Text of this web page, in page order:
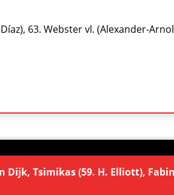
63. Webster vl. (Alexander-
Tsimikas (59. H. Elliott),